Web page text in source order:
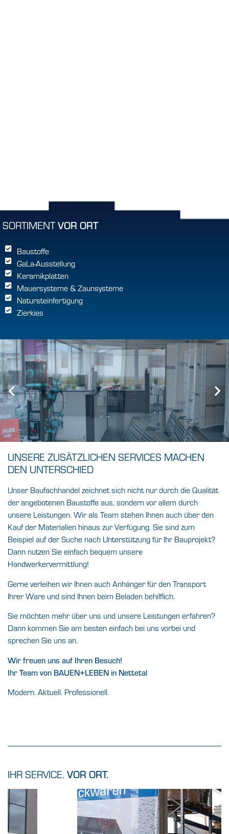
SORTIMENTVOR ORT
Baustoffe
GaLa-Ausstellung
Keramikplatten
Mauersysteme & Zaunsysteme
Natursteinfertigung
Zierkies
UNSERE ZUSÄTZLICHEN SERVICES MACHEN
DEN UNTERSCHIED
Unser Baufachhandel zeichnet sich nicht nur durch die Qualität
der angebotenen Baustoffe aus, sondern vor allem durch
unsere Leistungen. Wir als Team stehen Ihnen auch über den
Kauf der Materialien hinaus zur Verfügung. Sie sind zum
Beispiel auf der Suche nach Unterstützung für Ihr Bauprojekt?
Dann nutzen Sie einfach bequem unsere
Handwerkervermittlung!
Gerne verleihen wir Ihnen auch Anhänger für den Transport
Ihrer Ware und sind Ihnen beim Beladen behilflich.
Sie möchten mehr über uns und unsere Leistungen erfahren?
Dann kommen Sie am besten einfach bei uns vorbei und
sprechen Sie uns an.
Wir freuen uns auf Ihren Besuch!
Ihr Team von BAUEN+LEBEN in Nettetal
Modern. Aktuell. Professionell.
IHR SERVICE. VOR ORT.